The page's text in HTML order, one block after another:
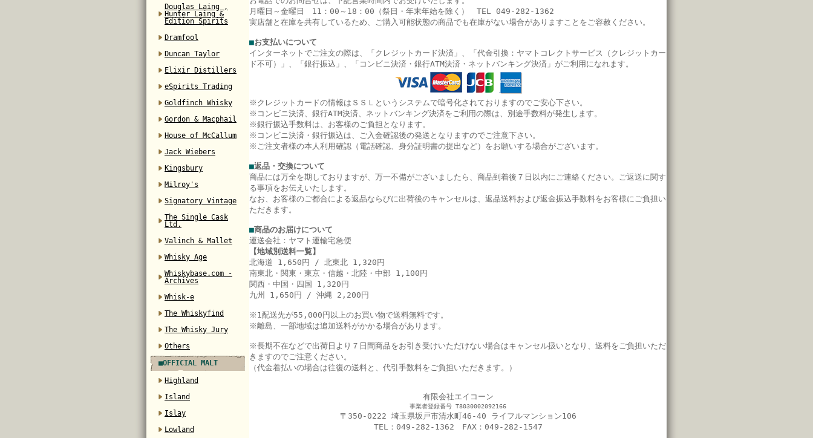
Douglas Laing ,
Hunter Laing &
Edition Spirits
Dramfool
Duncan Taylor
Elixir Distillers
eSpirits Trading
Goldfinch Whisky
Gordon & Macphail
House of McCallum
Jack Wiebers
Kingsbury
Milroy's
Signatory Vintage
The Single Cask
Ltd.
Valinch & Mallet
Whisky Age
Whiskybase.com -
Archives
Whisk-e
The Whiskyfind
The Whisky Jury
Others
■OFFICIAL MALT
Highland
Island
Islay
Lowland
月曜日～金曜日 11：00～18：00（祭日・年末年始を除く） TEL 049-282-1362
実店舗と在庫を共有しているため、ご購入可能状態の商品でも在庫がない場合がありますことをご容赦ください。
■お支払いについて
インターネットでご注文の際は、「クレジットカード決済」、「代金引換：ヤマトコレクトサービス（クレジットカー
ド不可）」、
「銀行振込」、 「コンビニ決済・ 銀行ATM決済・ネットバンキング決済」 がご利用になれます。
※クレジットカードの情報はＳＳＬというシステムで暗号化されておりますのでご安心下さい。
※コンビニ決済、銀行ATM決済、ネットバンキング決済をご利用の際は、別途手数料が発生します。
※銀行振込手数料は、お客様のご負担となります。
※コンビニ決済・銀行振込は、ご入金確認後の発送となりますのでご注意下さい。
※ご注文者様の本人利用確認（電話確認、身分証明書の提出など）をお願いする場合がございます。
■返品・交換について
商品には万全を期しておりますが、万一不備がございましたら、商品到着後７日以内にご連絡ください。 ご返送に関す
る事項をお伝えいたします。
なお、お客様のご都合による返品ならびに出荷後のキャンセルは、返品送料および返金振込手数料をお客様にご負担い
ただきます。
■商品のお届けについて
運送会社：ヤマト運輸宅急便
【地域別送料一覧】
北海道 1,650円 / 北東北 1,320円
南東北・関東・東京・信越・北陸・中部 1,100円
関西・中国・四国 1,320円
九州 1,650円 / 沖縄 2,200円
※ 1配送先が55,000円以上のお買い物で送料無料です。
※離島、一部地域は追加送料がかかる場合があります。
※長期不在などで出荷日より７日間商品をお引き受けいただけない場合はキャンセル扱いとなり、 送料をご負担いただ
きますのでご注意ください。
（代金着払いの場合は往復の送料と、代引手数料をご負担いただきます。）
有限会社エイコーン
事業者登録番号 T8030002092166
〒350-0222 埼玉県坂戸市清水町46-40 ライフルマンション106
TEL：049-282-1362 FAX：049-282-1547